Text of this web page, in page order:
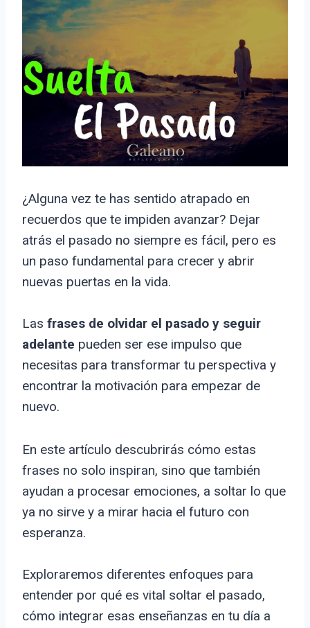
¿Alguna vez te has sentido atrapado en
recuerdos que te impiden avanzar? Dejar
atrás el pasado no siempre es fácil, pero es
un paso fundamental para crecer y abrir
nuevas puertas en la vida.
Las frases de olvidar el pasado y seguir
adelante pueden ser ese impulso que
necesitas para transformar tu perspectiva y
encontrar la motivación para empezar de
nuevo.
En este artículo descubrirás cómo estas
frases no solo inspiran, sino que también
ayudan a procesar emociones, a soltar lo que
ya no sirve y a mirar hacia el futuro con
esperanza.
Exploraremos diferentes enfoques para
entender por qué es vital soltar el pasado,
cómo integrar esas enseñanzas en tu día a